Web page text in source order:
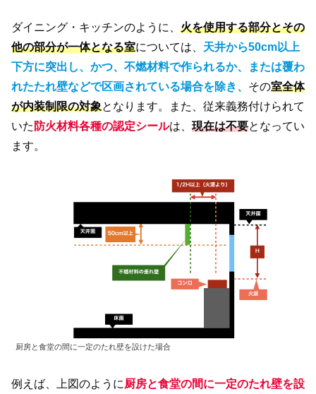
ダイニング・キッチンのように、 火を使用する部分とその
他の部分が一体となる室については、 天井から50cm以上
下方に突出し、かつ、不燃材料で作られるか、または覆わ
れたたれ壁などで区画されている場合を除き、 その室全体
が内装制限の対象となります。また、従来義務付けられて
いた 防火材料各種の認定シールは、 現在は不要となってい
ます。
厨房と食堂の間に一定のたれ壁を設けた場合
例えば、上図のように 厨房と食堂の間に一定のたれ壁を設